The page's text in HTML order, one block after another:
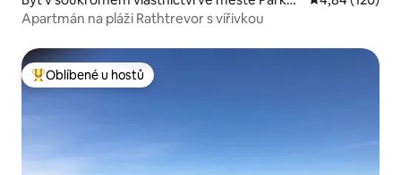
ille
Apartmán na pláži Rathtrevor s vířivkou
Nejlepší v kategorii Oblíbené u hostů
Oblíbené u hostů